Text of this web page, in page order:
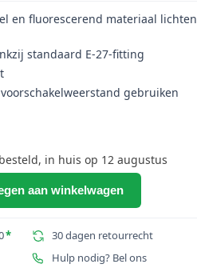
en fluorescerend materiaal lichten
standaard E-27-fitting
gebruiken
in huis op 12 augustus
aan winkelwagen
*
30 dagen retourrecht
Hulp nodig? Bel ons